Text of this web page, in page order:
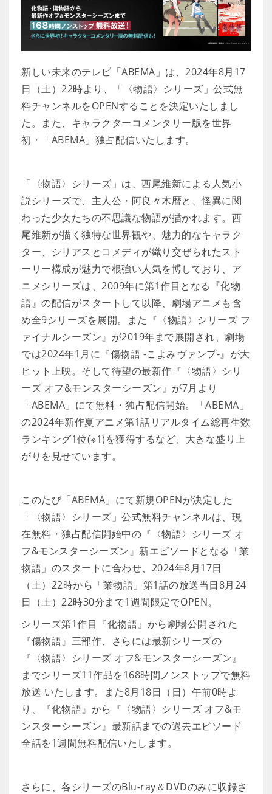
新しい未来のテレビ「ABEMA」は、2024年8月17
日（土）22時より、「〈物語〉シリーズ」公式無
料チャンネルをOPENすることを決定いたしまし
た。また、キャラクターコメンタリー版を世界
初・「ABEMA」独占配信いたします。
「〈物語〉シリーズ」は、西尾維新による人気小
説シリーズで、主人公・阿良々木暦と、怪異に関
わった少女たちの不思議な物語が描かれます。西
尾維新が描く独特な世界観や、魅力的なキャラク
ター、シリアスとコメディが織り交ぜられたスト
ーリー構成が魅力で根強い人気を博しており、ア
ニメシリーズは、2009年に第1作目となる『化物
語』の配信がスタートして以降、劇場アニメも含
め全9シリーズを展開。また『〈物語〉シリーズ フ
ァイナルシーズン』が2019年まで展開され、劇場
では2024年1月に『傷物語 -こよみヴァンプ-』が大
ヒット上映。そして待望の最新作『〈物語〉シリ
ーズ オフ&モンスターシーズン』が7月より
「ABEMA」にて無料・独占配信開始。「ABEMA」
の2024年新作夏アニメ第1話リアルタイム総再生数
ランキング1位(※1)を獲得するなど、大きな盛り上
がりを見せています。
このたび「ABEMA」にて新規OPENが決定した
「〈物語〉シリーズ」公式無料チャンネルは、現
在無料・独占配信開始中の『〈物語〉シリーズ オ
フ&モンスターシーズン』新エピソードとなる「業
物語」のスタートに合わせ、2024年8月17日
（土）22時から「業物語」第1話の放送当日8月24
日（土）22時30分まで1週間限定でOPEN。
シリーズ第1作目『化物語』から劇場公開された
『傷物語』三部作、さらには最新シリーズの
『〈物語〉シリーズ オフ&モンスターシーズン』
までシリーズ11作品を168時間ノンストップで無料
放送 いたします。また8月18日（日）午前0時よ
り、『化物語』から『〈物語〉シリーズ オフ&モ
ンスターシーズン』最新話までの過去エピソード
全話を1週間無料配信いたします。
さらに、各シリーズのBlu-ray＆DVDのみに収録さ